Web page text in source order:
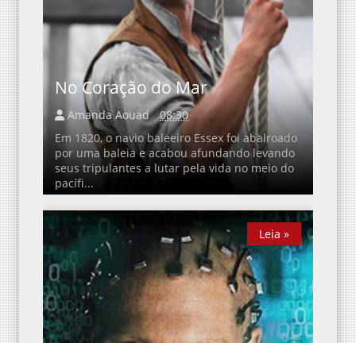
No Coração do Mar
Amanda Aouad
08:30
Em 1820, o navio baleeiro Essex foi abalroado
por uma baleia e acabou afundando levando
seus tripulantes a lutar pela vida no meio do
pacífi...
Leia »
Leia »